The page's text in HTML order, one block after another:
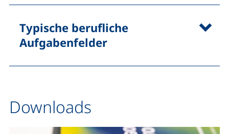
Typische berufliche
Aufgabenfelder
Downloads